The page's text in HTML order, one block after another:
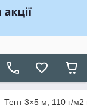
Тент 3×5 м, 110 г/м2